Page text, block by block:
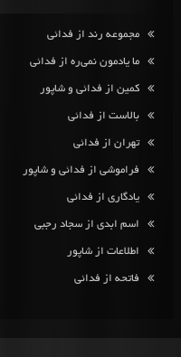
مجموعه رند از فدائی
ما یادمون نمی‌ره از فدائی
کمین از فدائی و شاپور
بالاست از فدائی
تهران از فدائی
فراموشی از فدائی و شاپور
یادگاری از فدائی
اسم ابدی از سجاد رجبی
اطلاعات از شاپور
فاتحه از فدائی